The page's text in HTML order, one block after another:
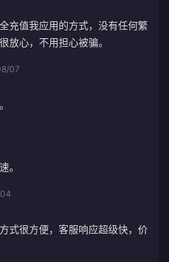
充值我应用的方式，没有任何繁
放心，不用担心被骗。
07
。
式很方便，客服响应超级快，价